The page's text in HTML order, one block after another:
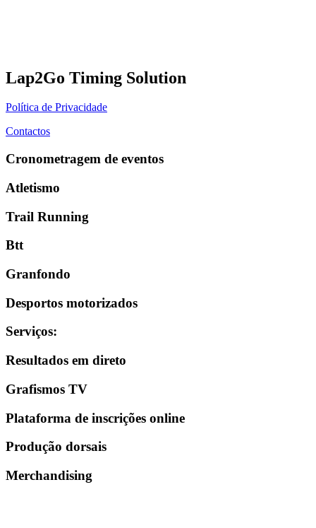
Lap2Go Timing Solution
Política de Privacidade
Contactos
Cronometragem de eventos
Atletismo
Trail Running
Btt
Granfondo
Desportos motorizados
Serviços:
Resultados em direto
Grafismos TV
Plataforma de inscrições online
Produção dorsais
Merchandising